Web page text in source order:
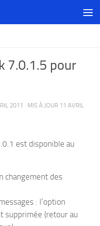
7.0.1.5 pour
2011 · MIS À JOUR 11 AVRIL
est disponible au
changement des
: l’option
supprimée (retour au